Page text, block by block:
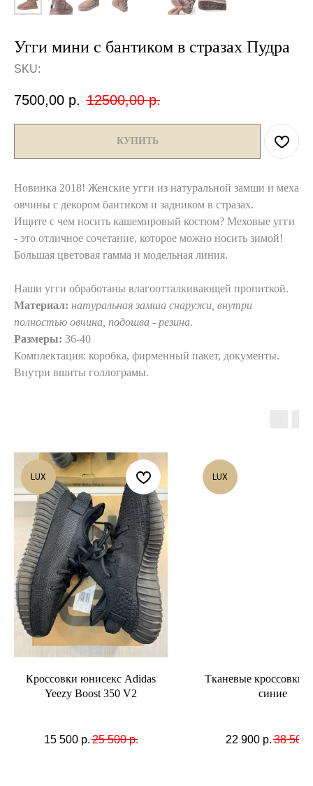
Угги мини с бантиком в стразах Пудра
SKU:
7500,00 р. 12500,00 р.
КУПИТЬ
Новинка 2018! Женские угги из натуральной замши и меха
овчины с декором бантиком и задником в стразах.
Ищите с чем носить кашемировый костюм? Меховые угги
- это отличное сочетание, которое можно носить зимой!
Большая цветовая гамма и модельная линия.
Наши угги обработаны влагоотталкивающей пропиткой.
Материал: натуральная замша снаружи, внутри
полностью овчина, подошва - резина.
Размеры: 36-40
Комплектация: коробка, фирменный пакет, документы.
Внутри вшиты голлограмы.
LUX
Кроссовки юнисекс Adidas
Yeezy Boost 350 V2
15 500 р. 25 500 р.
LUX
Тканевые кроссовки
синие
22 900 р. 38 500